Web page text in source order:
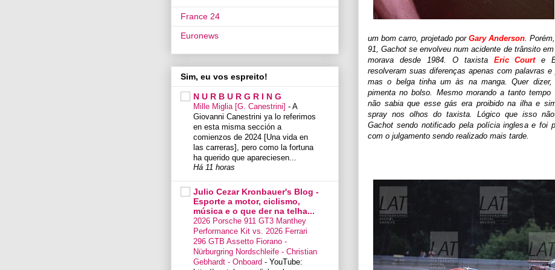
um bom carro, projetado por Gary Anderson.
91, Gachot se envolveu num acidente de trânsito
morava desde 1984. O taxista Eric Courte
resolveram suas diferenças apenas com palavras e
mas o belga tinha um às na manga. Quer
pimenta no bolso. Mesmo morando a tanto tempo
não sabia que esse gás era proibido na ilha e
spray nos olhos do taxista. Lógico que isso
Gachot sendo notificado pela polícia inglesa e foi
com o julgamento sendo realizado mais tarde.
France 24
Euronews
Sim, eu vos espreito!
N U R B U R G R I N G
Mille Miglia [G. Canestrini] - A
Giovanni Canestrini ya lo referimos
en esta misma sección a
comienzos de 2024 [Una vida en
las carreras], pero como la fortuna
ha querido que apareciesen...
Há 11 horas
Julio Cezar Kronbauer's Blog -
Esporte a motor, ciclismo,
música e o que der na telha...
2026 Porsche 911 GT3 Manthey
Performance Kit vs. 2026 Ferrari
296 GTB Assetto Fiorano -
Nürburgring Nordschleife - Christian
Gebhardt - Onboard - YouTube: